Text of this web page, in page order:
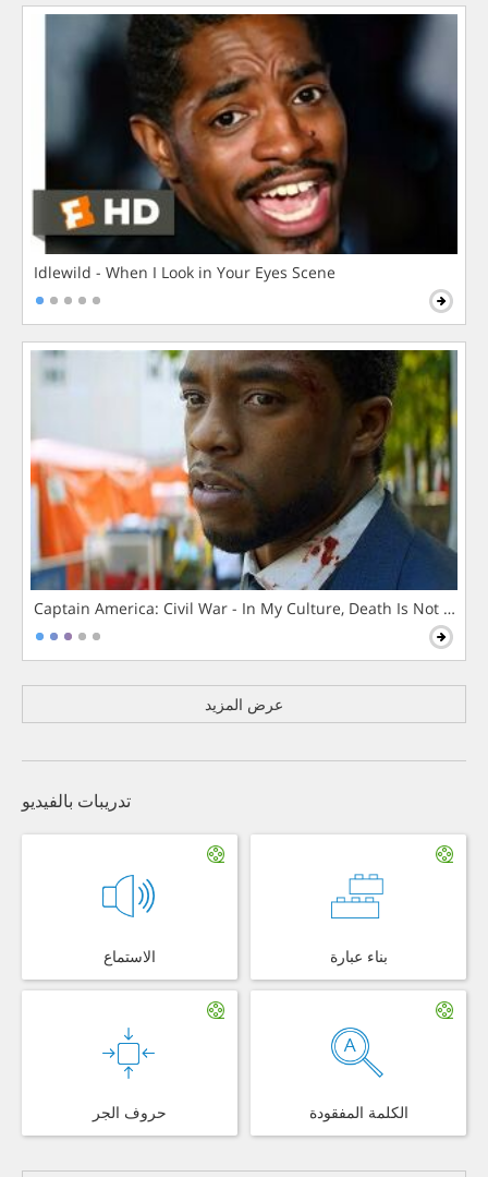
Idlewild - When I Look in Your Eyes Scene
Captain America: Civil War - In My Culture, Death Is Not The
عرض المزيد
تدريبات بالفيديو
الاستماع بناء عبارة
حروف الجر الكلمة المفقودة